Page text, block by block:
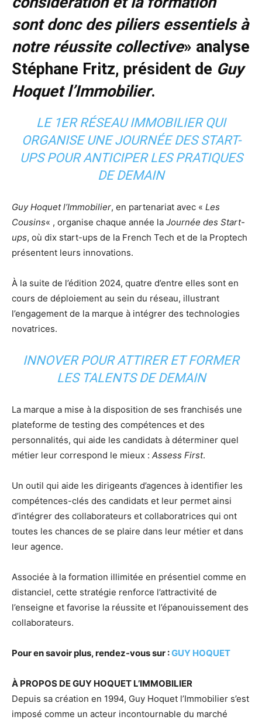
sont donc des piliers essentiels à
notre réussite collective» analyse
Stéphane Fritz, président de Guy
Hoquet l’Immobilier.
LE 1ER RÉSEAU IMMOBILIER QUI
ORGANISE UNE JOURNÉE DES START-
UPS POUR ANTICIPER LES PRATIQUES
DE DEMAIN
Guy Hoquet l’Immobilier, en partenariat avec « Les
Cousins« , organise chaque année la Journée des Start-
ups, où dix start-ups de la French Tech et de la Proptech
présentent leurs innovations.
À la suite de l’édition 2024, quatre d’entre elles sont en
cours de déploiement au sein du réseau, illustrant
l’engagement de la marque à intégrer des technologies
novatrices.
INNOVER POUR ATTIRER ET FORMER
LES TALENTS DE DEMAIN
La marque a mise à la disposition de ses franchisés une
plateforme de testing des compétences et des
personnalités, qui aide les candidats à déterminer quel
métier leur correspond le mieux : Assess First.
Un outil qui aide les dirigeants d’agences à identifier les
compétences-clés des candidats et leur permet ainsi
d’intégrer des collaborateurs et collaboratrices qui ont
toutes les chances de se plaire dans leur métier et dans
leur agence.
Associée à la formation illimitée en présentiel comme en
distanciel, cette stratégie renforce l’attractivité de
l’enseigne et favorise la réussite et l’épanouissement des
collaborateurs.
Pour en savoir plus, rendez-vous sur :GUY HOQUET
À PROPOS DEGUY HOQUET L’IMMOBILIER
Depuis sa création en 1994, Guy Hoquet l’Immobilier s’est
imposé comme un acteur incontournable du marché